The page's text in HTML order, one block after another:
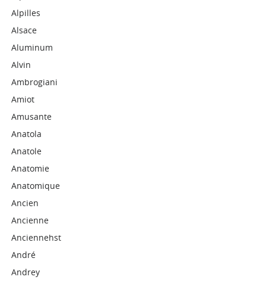
Alpilles
Alsace
Aluminum
Alvin
Ambrogiani
Amiot
Amusante
Anatola
Anatole
Anatomie
Anatomique
Ancien
Ancienne
Anciennehst
André
Andrey